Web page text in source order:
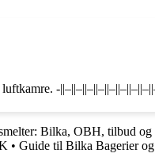
-
Bilka, OBH, tilbud og
• Guide til Bilka Bagerier